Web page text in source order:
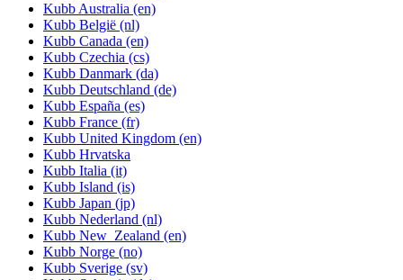
Kubb Australia (en)
Kubb België (nl)
Kubb Canada (en)
Kubb Czechia (cs)
Kubb Danmark (da)
Kubb Deutschland (de)
Kubb España (es)
Kubb France (fr)
Kubb United Kingdom (en)
Kubb Hrvatska
Kubb Italia (it)
Kubb Island (is)
Kubb Japan (jp)
Kubb Nederland (nl)
Kubb New_Zealand (en)
Kubb Norge (no)
Kubb Sverige (sv)